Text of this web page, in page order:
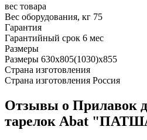
вес товара
Вес оборудования, кг 75
Гарантия
Гарантийный срок 6 мес
Размеры
Размеры 630x805(1030)x855
Страна изготовления
Страна изготовления Россия
Отзывы о Прилавок
тарелок Abat